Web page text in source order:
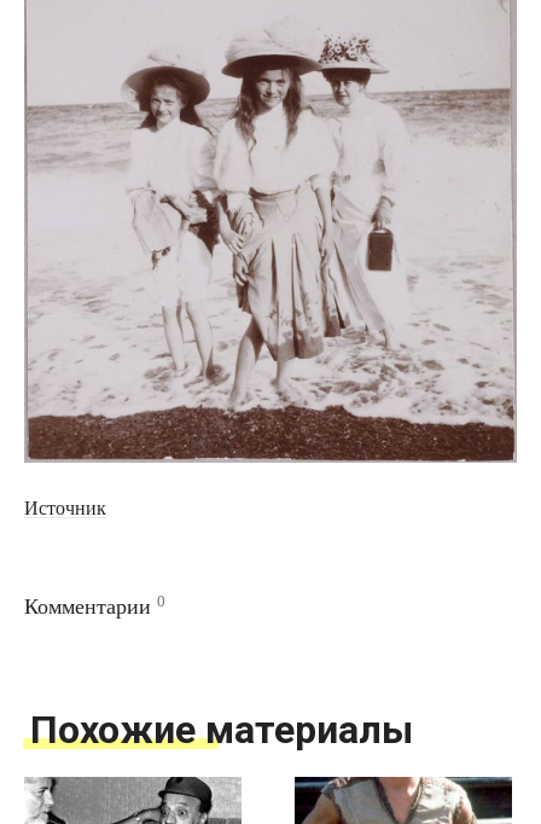
Источник
Комментарии 0
Похожие материалы